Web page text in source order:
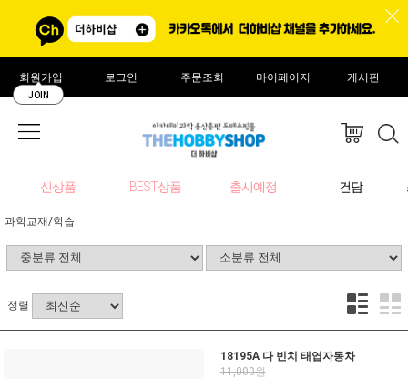
회원가입
JOIN
로그인 주문조회 마이페이지 게시판
신상품 BEST상품 출시예정 건담
과학교재/학습
정렬
18195A 다 빈치 태엽자동차
11,000원